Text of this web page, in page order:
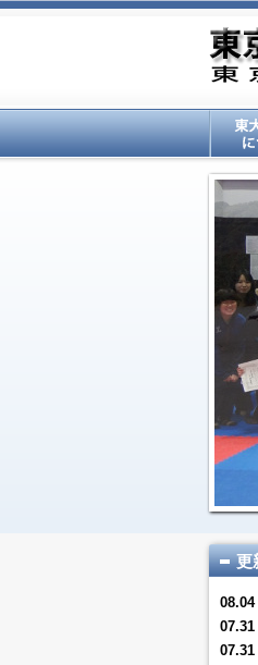
更
08.04
07.31
07.31